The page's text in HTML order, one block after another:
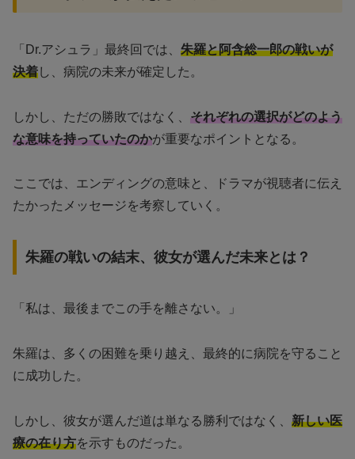
「Dr.アシュラ」最終回では、 朱羅と阿含総一郎の戦いが
決着し、病院の未来が確定した。
しかし、ただの勝敗ではなく、 それぞれの選択がどのよう
な意味を持っていたのかが重要なポイントとなる。
ここでは、エンディングの意味と、ドラマが視聴者に伝え
たかったメッセージを考察していく。
朱羅の戦いの結末、彼女が選んだ未来とは？
「私は、最後までこの手を離さない。」
朱羅は、多くの困難を乗り越え、最終的に病院を守ること
に成功した。
しかし、彼女が選んだ道は単なる勝利ではなく、 新しい医
療の在り方を示すものだった。